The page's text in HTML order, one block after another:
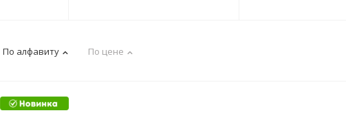
По алфавиту По цене